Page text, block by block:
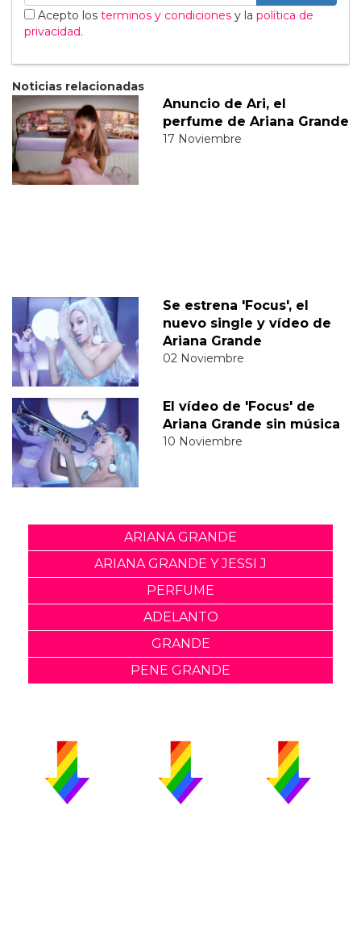
Acepto los terminos y condiciones y la política de
privacidad.
Noticias relacionadas
Anuncio de Ari, el
perfume de Ariana Grande
17 Noviembre
Se estrena 'Focus', el
nuevo single y vídeo de
Ariana Grande
02 Noviembre
El vídeo de 'Focus' de
Ariana Grande sin música
10 Noviembre
ARIANA GRANDE
ARIANA GRANDE Y JESSI J
PERFUME
ADELANTO
GRANDE
PENE GRANDE